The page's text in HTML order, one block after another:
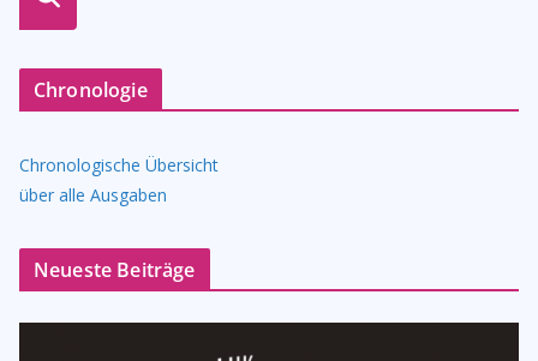
Chronologie
Chronologische Übersicht
über alle Ausgaben
Neueste Beiträge